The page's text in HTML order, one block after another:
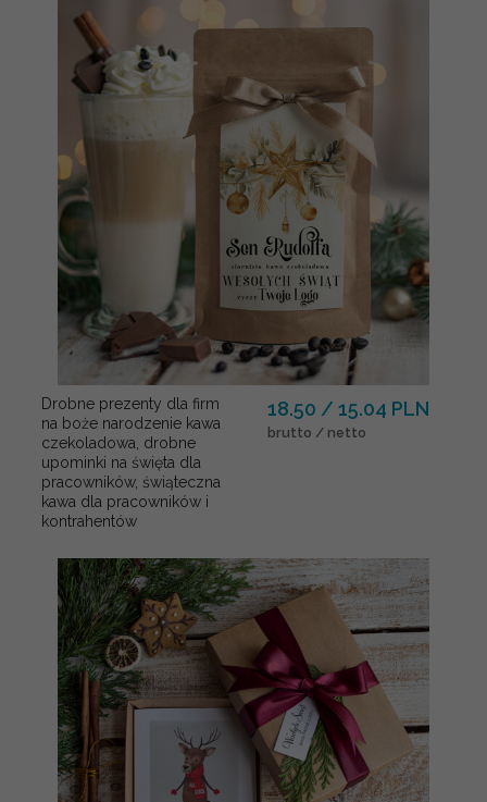
Drobne prezenty dla firm
na boże narodzenie kawa
czekoladowa, drobne
upominki na święta dla
pracowników, świąteczna
kawa dla pracowników i
kontrahentów
18.50 / 15.04 PLN
brutto / netto